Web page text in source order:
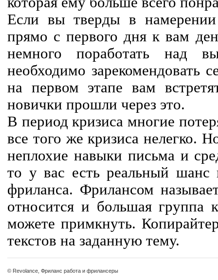
Если вы тверды в
прямо с первого дня к вам
немного поработать над
необходимо зарекомендовать
на первом этапе вам
новички прошли через это.
В период кризиса многие
все того же кризиса нелегко.
неплохие навыки письма и
то у вас есть реальный шанс
фриланса. Фрилансом
относится и большая группа
можете примкнуть.
текстов на заданную тему.
© Revolance, Фриланс работа и фрилансеры